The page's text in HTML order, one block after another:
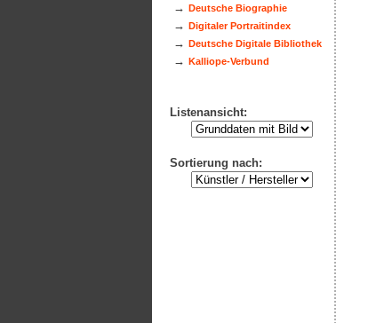
→ Deutsche Biographie
→ Digitaler Portraitindex
→ Deutsche Digitale Bibliothek
→ Kalliope-Verbund
Listenansicht:
Sortierung nach: